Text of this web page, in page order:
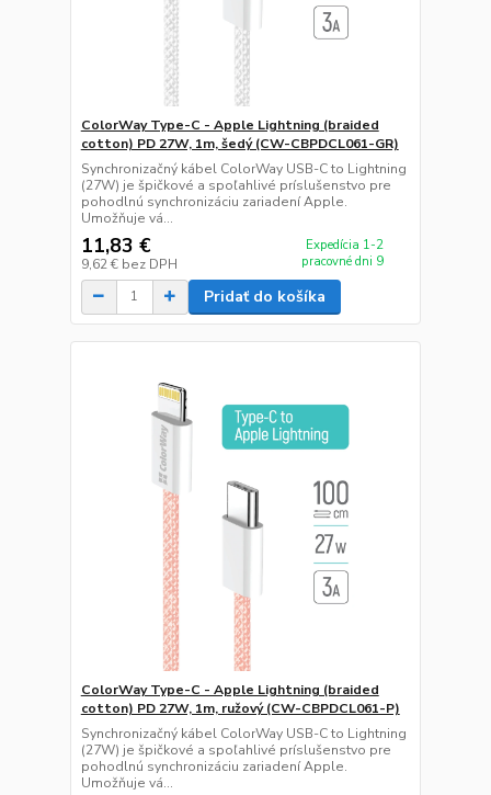
ColorWay Type-C - Apple Lightning (braided
cotton) PD 27W, 1m, šedý (CW-CBPDCL061-GR)
Synchronizačný kábel ColorWay USB-C to Lightning
(27W) je špičkové a spoľahlivé príslušenstvo pre
pohodlnú synchronizáciu zariadení Apple.
Umožňuje vá...
11,83 €
9,62 € bez DPH
Expedícia 1-2
pracovné dni 9
Pridať do košíka
ColorWay Type-C - Apple Lightning (braided
cotton) PD 27W, 1m, ružový (CW-CBPDCL061-P)
Synchronizačný kábel ColorWay USB-C to Lightning
(27W) je špičkové a spoľahlivé príslušenstvo pre
pohodlnú synchronizáciu zariadení Apple.
Umožňuje vá...